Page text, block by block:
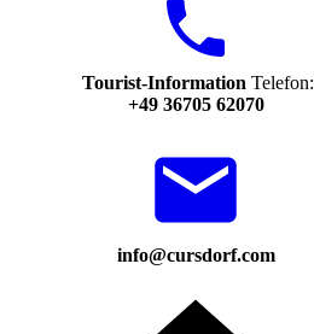
Tourist-Information Telefon:
+49 36705 62070
info@cursdorf.com